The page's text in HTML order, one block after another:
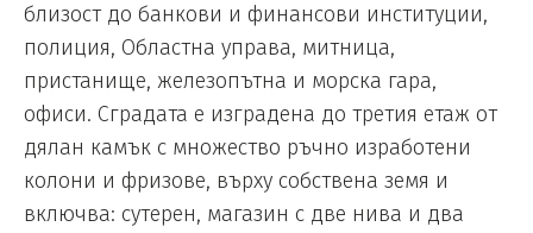
близост до банкови и финансови институции,
полиция, Областна управа, митница,
пристанище, железопътна и морска гара,
офиси. Сградата е изградена до третия етаж от
дялан камък с множество ръчно изработени
колони и фризове, върху собствена земя и
включва: сутерен, магазин с две нива и два